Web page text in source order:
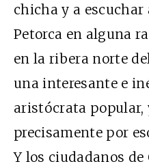
chicha y a escuchar
Petorca en alguna
en la ribera norte
una interesante e
aristócrata popular,
precisamente por
Y los ciudadanos